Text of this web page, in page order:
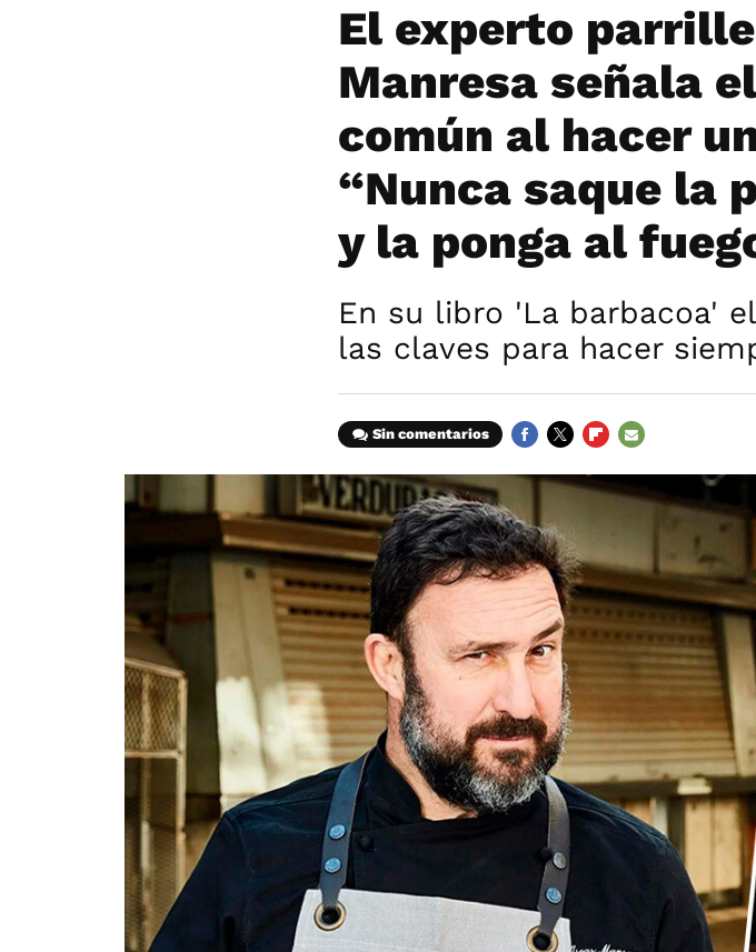
El experto
Manresa señala
común al hacer
“Nunca saque la
y la ponga al
En su libro 'La barbacoa'
las claves para hacer
Sin comentarios
MAIL